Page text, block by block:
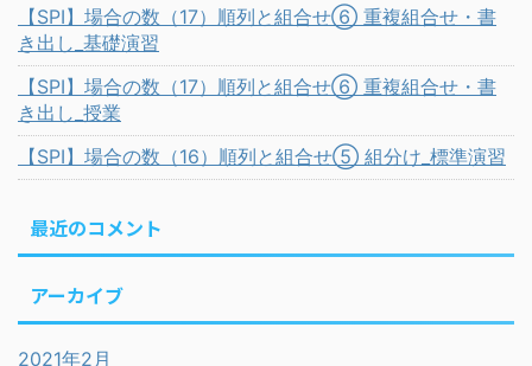
【SPI】場合の数（17）順列と組合せ⑥ 重複組合せ・書
き出し_基礎演習
【SPI】場合の数（17）順列と組合せ⑥ 重複組合せ・書
き出し_授業
【SPI】場合の数（16）順列と組合せ⑤ 組分け_標準演習
最近のコメント
アーカイブ
2021年2月